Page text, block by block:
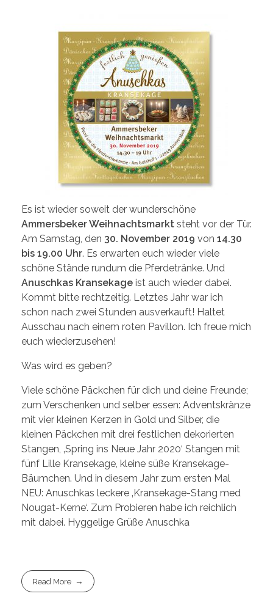
Es ist wieder soweit der wunderschöne
Ammersbeker Weihnachtsmarkt steht vor der Tür.
Am Samstag, den 30. November 2019 von 14.30
bis 19.00 Uhr. Es erwarten euch wieder viele
schöne Stände rundum die Pferdetränke. Und
Anuschkas Kransekage ist auch wieder dabei.
Kommt bitte rechtzeitig. Letztes Jahr war ich
schon nach zwei Stunden ausverkauft! Haltet
Ausschau nach einem roten Pavillon. Ich freue mich
euch wiederzusehen!
Was wird es geben?
Viele schöne Päckchen für dich und deine Freunde;
zum Verschenken und selber essen: Adventskränze
mit vier kleinen Kerzen in Gold und Silber, die
kleinen Päckchen mit drei festlichen dekorierten
Stangen, ‚Spring ins Neue Jahr 2020‘ Stangen mit
fünf Lille Kransekage, kleine süße Kransekage-
Bäumchen. Und in diesem Jahr zum ersten Mal
NEU: Anuschkas leckere ‚Kransekage-Stang med
Nougat-Kerne‘. Zum Probieren habe ich reichlich
mit dabei. Hyggelige Grüße Anuschka
Read More